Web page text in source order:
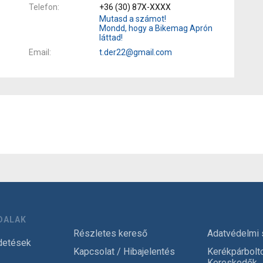
Telefon
+36 (30) 87X-XXXX
Mutasd a számot!
Mondd, hogy a Bikemag Aprón
láttad!
Email
t.der22@gmail.com
Részletes kereső
Kapcsolat / Hibajelentés
Adatvédelmi